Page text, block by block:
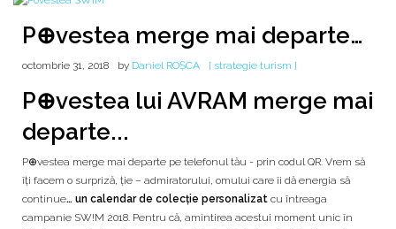
P⊕vestea merge mai departe…
octombrie 31, 2018 by Daniel ROȘCA [ strategie turism ]
P⊕vestea lui AVRAM merge mai
departe...
P⊕vestea merge mai departe pe telefonul tău - prin codul QR. Vrem să
îți facem o surpriză, ție – admiratorului, omului care îi dă energia să
continue… un calendar de colecție personalizat cu întreaga
campanie SW!M 2018. Pentru că, amintirea acestui moment unic în